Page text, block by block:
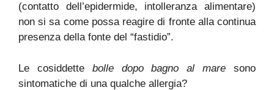
(contatto dell’epidermide, intolleranza alimentare)
non si sa come possa reagire di fronte alla continua
presenza della fonte del “fastidio”.
Le cosiddettebolle dopo bagno al mare sono
sintomatiche di una qualche allergia?